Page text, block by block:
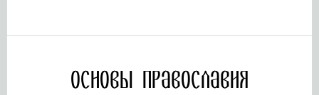
Основы православия